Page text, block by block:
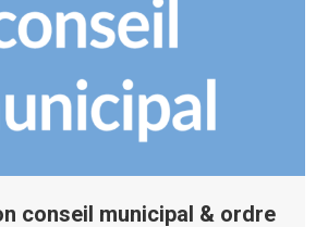
conseil municipal & ordre